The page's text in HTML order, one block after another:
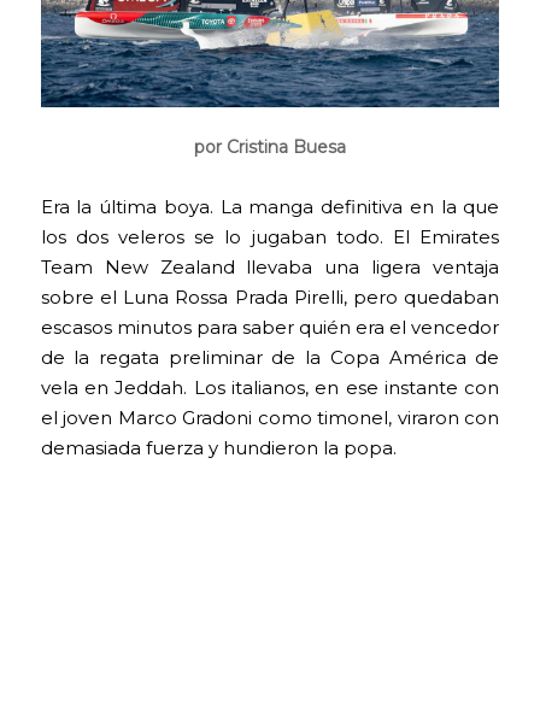
por Cristina Buesa
Era la última boya. La manga definitiva en la que
los dos veleros se lo jugaban todo. El Emirates
Team New Zealand llevaba una ligera ventaja
sobre el Luna Rossa Prada Pirelli, pero quedaban
escasos minutos para saber quién era el vencedor
de la regata preliminar de la Copa América de
vela en Jeddah. Los italianos, en ese instante con
el joven Marco Gradoni como timonel, viraron con
demasiada fuerza y hundieron la popa.